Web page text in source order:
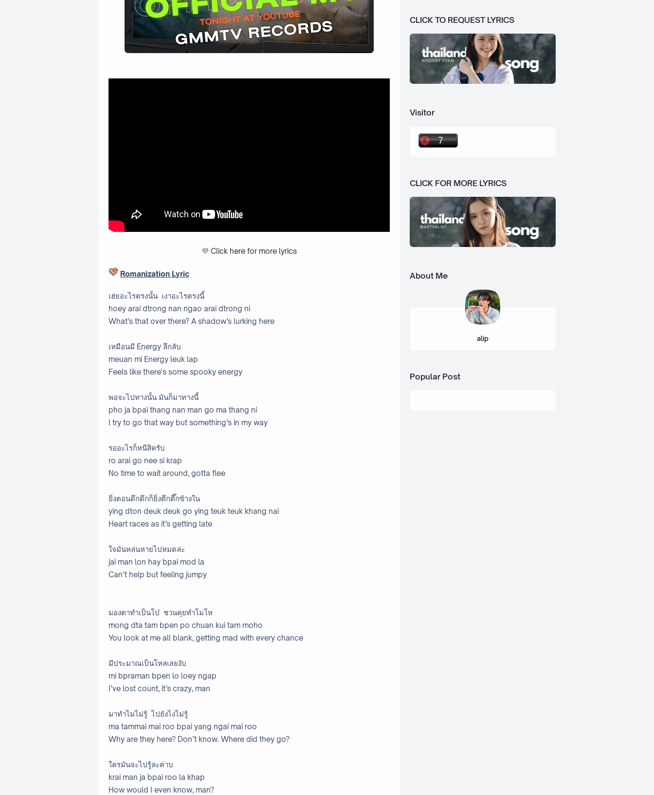
💜 Click here for more lyrics
Romanization Lyric
เฮ่ยอะไรตรงนั้น เงาอะไรตรงนี้
hoey arai dtrong nan ngao arai dtrong ni
What’s that over there? A shadow’s lurking here
เหมือนมี Energy ลึกลับ
meuan mi Energy leuk lap
Feels like there's some spooky energy
พอจะไปทางนั้น มันก็มาทางนี้
pho ja bpai thang nan man go ma thang ni
I try to go that way but something’s in my way
รออะไรก็หนีสิครับ
ro arai go nee si krap
No time to wait around, gotta flee
ยิ่งตอนดึกดึกก็ยิ่งตึกตึ๊กข้างใน
ying dton deuk deuk go ying teuk teuk khang nai
Heart races as it’s getting late
ใจมันหล่นหายไปหมดล่ะ
jai man lon hay bpai mod la
Can’t help but feeling jumpy
มองตาทำเป็นโบ๋ ชวนคุยทำโมโห
mong dta tam bpen po chuan kui tam moho
You look at me all blank, getting mad with every chance
มีประมาณเป็นโหลเลยงับ
mi bpraman bpen lo loey ngap
I’ve lost count, it’s crazy, man
มาทำไมไม่รู้ ไปยังไงไม่รู้
ma tammai mai roo bpai yang ngai mai roo
Why are they here? Don’t know. Where did they go?
ใครมันจะไปรู้ละค่าบ
krai man ja bpai roo la khap
How would I even know, man?
CLICK TO REQUEST LYRICS
Visitor
CLICK FOR MORE LYRICS
About Me
alip
Popular Post